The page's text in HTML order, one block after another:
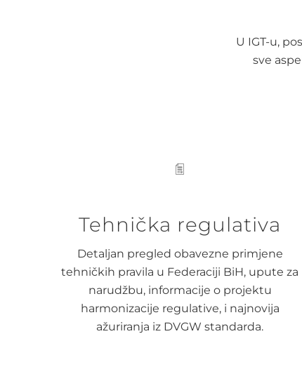
U IGT-u,
sve
Tehnička regulativa
Detaljan pregled obavezne primjene
tehničkih pravila u Federaciji BiH, upute za
narudžbu, informacije o projektu
harmonizacije regulative, i najnovija
ažuriranja iz DVGW standarda.